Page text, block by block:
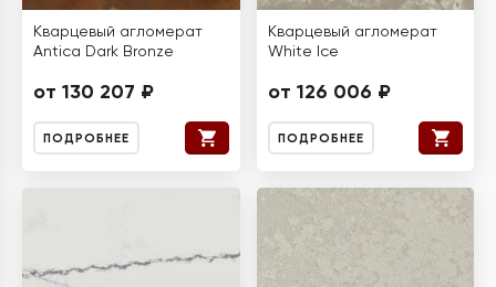
Кварцевый агломерат
Antica Dark Bronze
от 130 207 ₽
ПОДРОБНЕЕ
Кварцевый агломерат
White Ice
от 126 006 ₽
ПОДРОБНЕЕ